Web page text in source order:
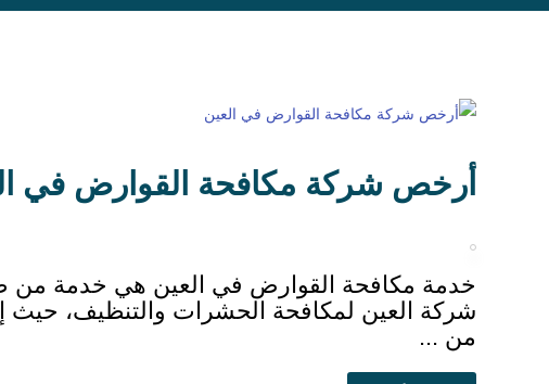
أرخص شركة مكافحة القوارض في
خدمة مكافحة القوارض في العين هي خدمة
شركة العين لمكافحة الحشرات والتنظيف،
من ...